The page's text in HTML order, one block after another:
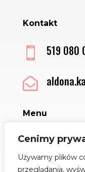
Cenimy
Używamy plików
przeglądania,
Kontakt
 519 080

Menu
Sklep
Regulamin